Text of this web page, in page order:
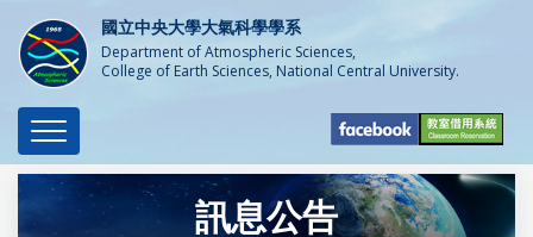
國立中央大學大氣科學學系
Department of Atmospheric Sciences,
College of Earth Sciences, National Central University.
Toggle
navigation
訊息公告